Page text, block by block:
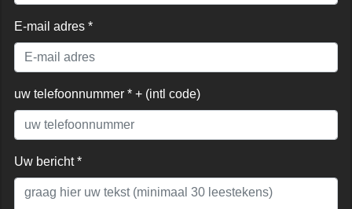
E-mail adres *
uw telefoonnummer * + (intl code)
Uw bericht *